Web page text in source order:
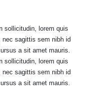
sollicitudin, lorem quis
nec sagittis sem nibh id
a sit amet mauris.
sollicitudin, lorem quis
nec sagittis sem nibh id
a sit amet mauris.